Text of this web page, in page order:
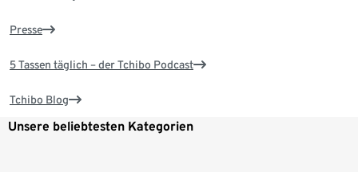
Presse
5 Tassen täglich – der Tchibo Podcast
Tchibo Blog
Unsere beliebtesten Kategorien